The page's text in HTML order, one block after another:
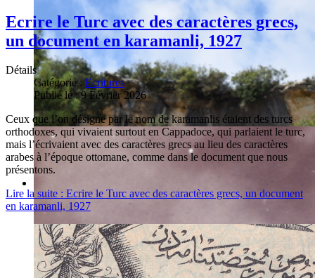
Ecrire le Turc avec des caractères grecs,
un document en karamanli, 1927
Détails
Catégorie :Ecritures
Publié le : 9 Février 2026
Ceux que l’on désigne par le nom de karamanlis étaient des turcs
orthodoxes, qui vivaient surtout en Cappadoce, qui parlaient le turc,
mais l’écrivaient avec des caractères grecs au lieu des caractères
arabes à l’époque ottomane, comme dans le document que nous
présentons.
Lire la suite : Ecrire le Turc avec des caractères grecs, un document
en karamanli, 1927